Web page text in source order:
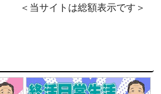
＜当サイトは総額表示です＞